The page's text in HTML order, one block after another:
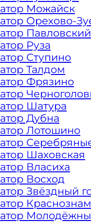
рублей
КИЛОМЕТР
99 01
Можайск
Орехово-
Руза
Ступино
Талдом
Фрязино
Шатура
Дубна
Лотошино
Шаховская
Власиха
Восход
Звёздный